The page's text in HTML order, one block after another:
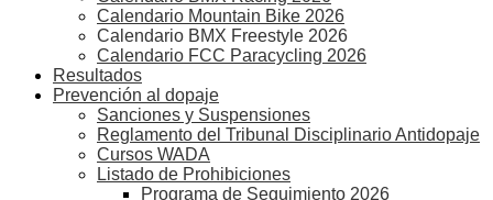
Calendario Mountain Bike 2026
Calendario BMX Freestyle 2026
Calendario FCC Paracycling 2026
Resultados
Prevención al dopaje
Sanciones y Suspensiones
Reglamento del Tribunal Disciplinario Antidopaje
Cursos WADA
Listado de Prohibiciones
Programa de Seguimiento 2026